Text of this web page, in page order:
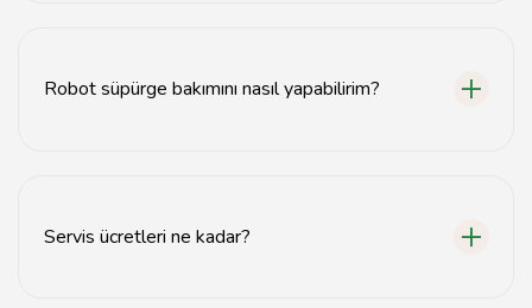
Robot süpürge bakımını nasıl yapabilirim?
Servis ücretleri ne kadar?